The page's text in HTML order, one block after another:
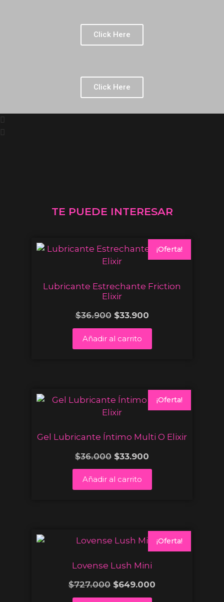
Click Here
Click Here
TE PUEDE INTERESAR
¡Oferta!
Lubricante Estrechante Friction
Elixir
$36.900 $33.900
Añadir al carrito
¡Oferta!
Gel Lubricante Íntimo Multi O Elixir
$36.000 $33.900
Añadir al carrito
¡Oferta!
Lovense Lush Mini
$727.000 $649.000